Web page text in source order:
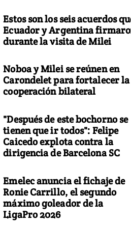
Estos son los seis acuerdos
Ecuador y Argentina
durante la visita de Milei
Noboa y Milei se reúnen en
Carondelet para fortalecer la
cooperación bilateral
"Después de este bochorno se
tienen que ir todos": Felipe
Caicedo explota contra la
dirigencia de Barcelona SC
Emelec anuncia el fichaje de
Ronie Carrillo, el segundo
máximo goleador de la
LigaPro 2026